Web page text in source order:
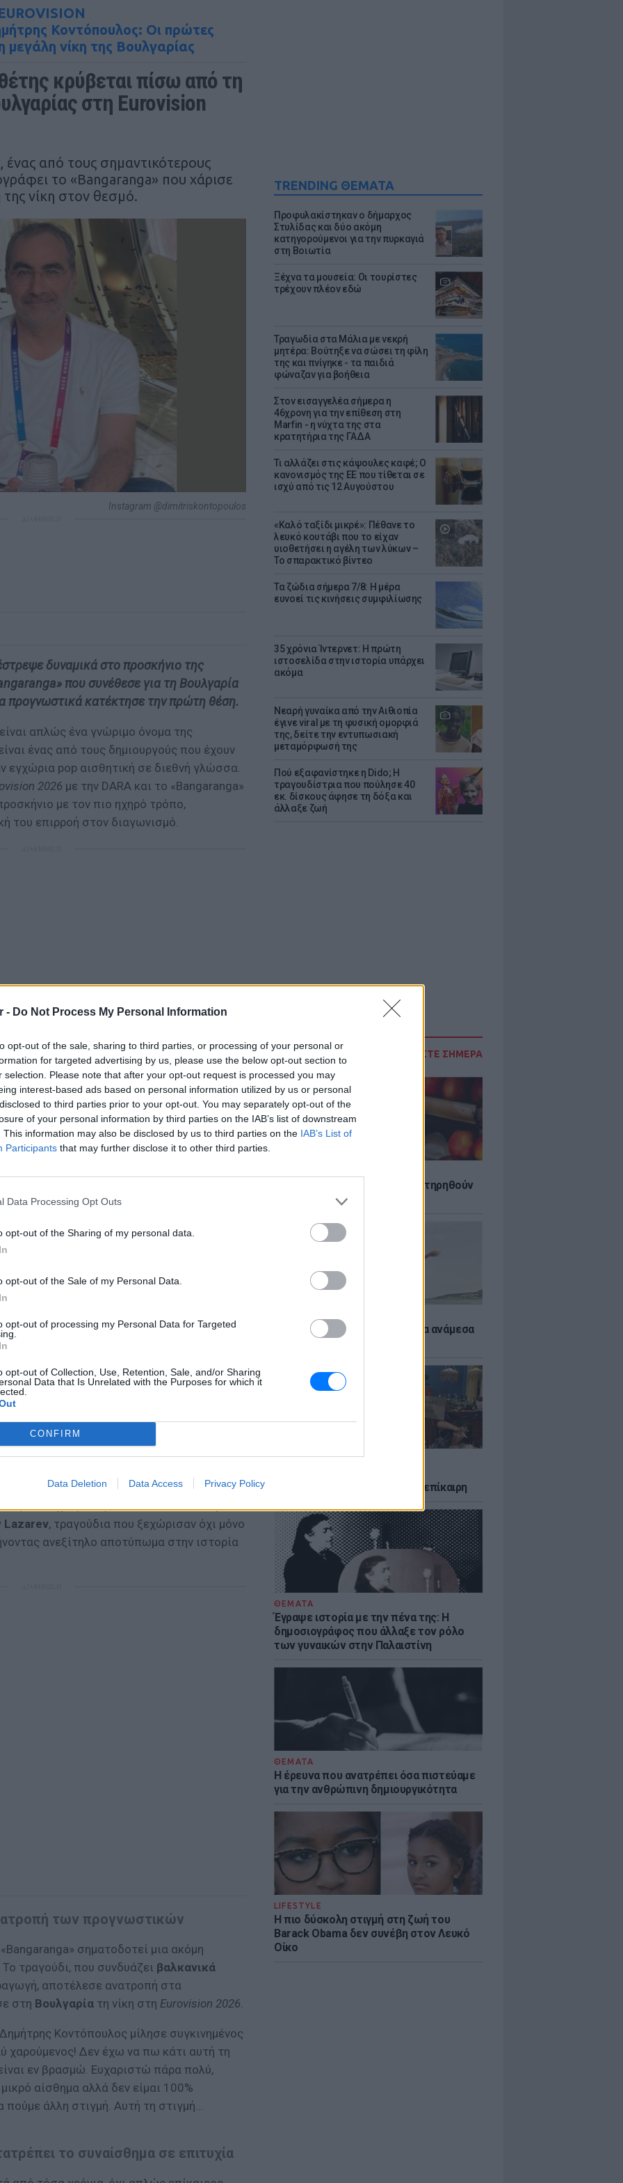
- Do Not Process My Personal Information
opt-out of the sale, sharing to third parties, or processing of your personal or
for targeted advertising by us, please use the below opt-out section to
selection. Please note that after your opt-out request is processed you may
interest-based ads based on personal information utilized by us or personal
to third parties prior to your opt-out. You may separately opt-out of the
of your personal information by third parties on the IAB’s list of downstream
This information may also be disclosed by us to third parties on the IAB’s List of
Participants that may further disclose it to other third parties.
Data Processing Opt Outs
opt-out of the Sharing of my personal data.
opt-out of the Sale of my Personal Data.
opt-out of processing my Personal Data for Targeted
opt-out of Collection, Use, Retention, Sale, and/or Sharing
Data that Is Unrelated with the Purposes for which it
CONFIRM
Data Deletion Data Access Privacy Policy
TRENDING ΘΕΜΑΤΑ
Προφυλακίστηκαν ο δήμαρχος
Στυλίδας και δύο ακόμη
κατηγορούμενοι για την πυρκαγιά
στη Βοιωτία
Ξέχνα τα μουσεία: Οι τουρίστες
τρέχουν πλέον εδώ
Τραγωδία στα Μάλια με νεκρή
μητέρα: Βούτηξε να σώσει τη φίλη
της και πνίγηκε - τα παιδιά
φώναζαν για βοήθεια
Στον εισαγγελέα σήμερα η
46χρονη για την επίθεση στη
Marfin - η νύχτα της στα
κρατητήρια της ΓΑΔΑ
Τι αλλάζει στις κάψουλες καφέ; Ο
κανονισμός της ΕΕ που τίθεται σε
ισχύ από τις 12 Αυγούστου
«Καλό ταξίδι μικρέ»: Πέθανε το
λευκό κουτάβι που το είχαν
υιοθετήσει η αγέλη των λύκων –
Το σπαρακτικό βίντεο
Τα ζώδια σήμερα 7/8: Η μέρα
ευνοεί τις κινήσεις συμφιλίωσης
35 χρόνια Ίντερνετ: Η πρώτη
ιστοσελίδα στην ιστορία υπάρχει
ακόμα
Νεαρή γυναίκα από την Αιθιοπία
έγινε viral με τη φυσική ομορφιά
της, δείτε την εντυπωσιακή
μεταμόρφωσή της
Πού εξαφανίστηκε η Dido; Η
τραγουδίστρια που πούλησε 40
εκ. δίσκους άφησε τη δόξα και
άλλαξε ζωή
ΔΙΑΒΑΣΤΕ ΣΗΜΕΡΑ
6 φρούτα που μπορουν να διατηρηθούν
εκτός ψυγείου το καλοκαίρι
Πώς να αποφύγεις το σύγκαμα ανάμεσα
POP CULTURE
νεοπλουτισμό και παραμένει επίκαιρη
ΘΕΜΑΤΑ
Έγραψε ιστορία με την πένα της: Η
δημοσιογράφος που άλλαξε τον ρόλο
των γυναικών στην Παλαιστίνη
ΘΕΜΑΤΑ
Η έρευνα που ανατρέπει όσα πιστεύαμε
για την ανθρώπινη δημιουργικότητα
LIFESTYLE
Η πιο δύσκολη στιγμή στη ζωή του
Barack Obama δεν συνέβη στον Λευκό
Οίκο
Κοντόπουλος: Οι πρώτες
μεγάλη νίκη της Βουλγαρίας
κρύβεται πίσω από τη
στη Eurovision
από τους σημαντικότερους
το «Bangaranga» που χάρισε
νίκη στον θεσμό.
Instagram @dimitriskontopoulos
δυναμικά στο προσκήνιο της
που συνέθεσε για τη Βουλγαρία
προγνωστικά κατέκτησε την πρώτη θέση.
απλώς ένα γνώριμο όνομα της
ένας από τους δημιουργούς που έχουν
εγχώρια pop αισθητική σε διεθνή γλώσσα.
2026 με την DARA και το «Bangaranga»
με τον πιο ηχηρό τρόπο,
του επιρροή στον διαγωνισμό.
, ο Κοντόπουλος ξεκίνησε την
αρχές της δεκαετίας του 2000 και πολύ
τους πιο περιζήτητους συνθέτες και
ονόματα της ελληνικής
των τελευταίων δεκαετιών. Παράλληλα, η
κινηματογράφο, με soundtrack που
Eurovision
έγινε πραγματικά διεθνές είναι
2006
μέχρι σήμερα, ο Κοντόπουλος έχει
εντυπωσιακές συμμετοχές του θεσμού.
τηςAni Lorakκαι το «This Is Our Night»
επιτυχίες του με τα «You're The Only
Lazarev, τραγούδια που ξεχώρισαν όχι μόνο
ανεξίτηλο αποτύπωμα στην ιστορία
των προγνωστικών
σηματοδοτεί μια ακόμη
τραγούδι, που συνδυάζει βαλκανικά
αποτέλεσε ανατροπή στα
στη Βουλγαρία τη νίκη στη Eurovision 2026.
Κοντόπουλος μίλησε συγκινημένος
χαρούμενος! Δεν έχω να πω κάτι αυτή τη
εν βρασμώ. Ευχαριστώ πάρα πολύ,
αίσθημα αλλά δεν είμαι 100%
πούμε άλλη στιγμή. Αυτή τη στιγμή…
το συναίσθημα σε επιτυχία